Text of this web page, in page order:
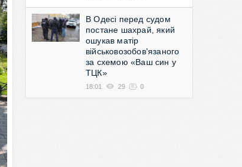
В Одесі перед судом
постане шахрай, який
ошукав матір
військовозобов'язаного
за схемою «Ваш син у
ТЦК»
18:01 29 0